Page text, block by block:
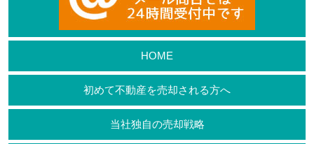
HOME
初めて不動産を売却される方へ
当社独自の売却戦略